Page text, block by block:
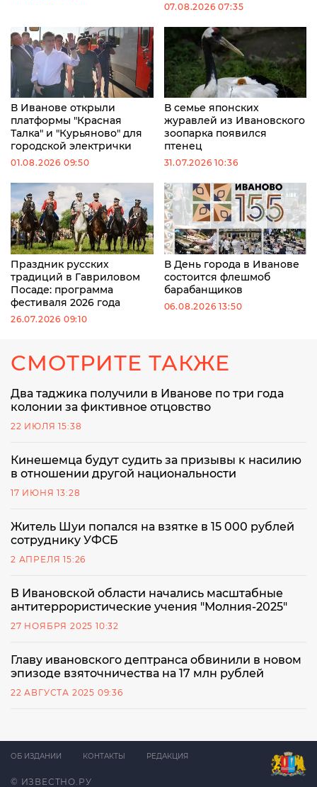
07.08.2026 07:35
В Иванове открыли
платформы "Красная
Талка" и "Курьяново" для
городской электрички
01.08.2026 09:50
В семье японских
журавлей из Ивановского
зоопарка появился
птенец
31.07.2026 10:36
Праздник русских
традиций в Гавриловом
Посаде: программа
фестиваля 2026 года
26.07.2026 09:10
В День города в Иванове
состоится флешмоб
барабанщиков
06.08.2026 13:50
СМОТРИТЕ ТАКЖЕ
Два таджика получили в Иванове по три года
колонии за фиктивное отцовство
22 ИЮЛЯ 15:38
Кинешемца будут судить за призывы к насилию
в отношении другой национальности
17 ИЮНЯ 13:28
Житель Шуи попался на взятке в 15 000 рублей
сотруднику УФСБ
2 АПРЕЛЯ 15:26
В Ивановской области начались масштабные
антитеррористические учения "Молния-2025"
27 НОЯБРЯ 2025 10:32
Главу ивановского дептранса обвинили в новом
эпизоде взяточничества на 17 млн рублей
22 АВГУСТА 2025 09:36
© ИЗВЕСТНО.РУ
ОБ ИЗДАНИИ КОНТАКТЫ РЕДАКЦИЯ